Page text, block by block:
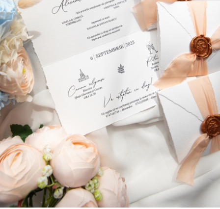
Plicuri pentru bani Botez
Accesorii și decor botez
Lumânări botez
Mărturii botez
Pahare botez
Toppers Candy bar
Trusouri botez
Etichete marturii botez